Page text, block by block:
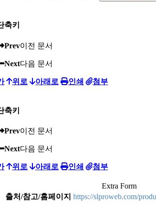
축키
Prev이전 문서
Next다음 문서
위로 아래로 인쇄 첨부
축키
Prev이전 문서
Next다음 문서
위로 아래로 인쇄 첨부
Extra Form
출처/참고/홈페이지 https://slproweb.com/